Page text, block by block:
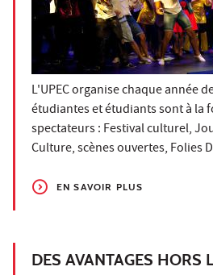
L'UPEC organise chaque année
étudiantes et étudiants sont à la
spectateurs : Festival culturel,
Culture, scènes ouvertes, Folies
EN SAVOIR PLUS
DES AVANTAGES HORS